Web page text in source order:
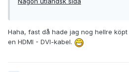
Haha, fast då hade jag nog hellre
en HDMI - DVI-kabel.